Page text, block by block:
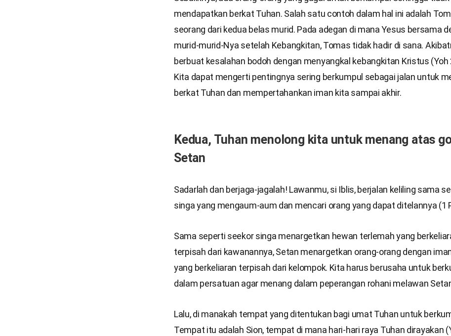
mendapatkan berkat Tuhan. Salah satu contoh dalam hal ini adalah
seorang dari kedua belas murid. Pada adegan di mana Yesus bersama
murid-murid-Nya setelah Kebangkitan, Tomas tidak hadir di sana.
berbuat kesalahan bodoh dengan menyangkal kebangkitan Kristus (Yoh
Kita dapat mengerti pentingnya sering berkumpul sebagai jalan untuk
berkat Tuhan dan mempertahankan iman kita sampai akhir.
Kedua, Tuhan menolong kita untuk menang atas
Setan
Sadarlah dan berjaga-jagalah! Lawanmu, si Iblis, berjalan keliling sama
singa yang mengaum-aum dan mencari orang yang dapat ditelannya (1
Sama seperti seekor singa menargetkan hewan terlemah yang
terpisah dari kawanannya, Setan menargetkan orang-orang dengan
yang berkeliaran terpisah dari kelompok. Kita harus berusaha untuk
dalam persatuan agar menang dalam peperangan rohani melawan
Lalu, di manakah tempat yang ditentukan bagi umat Tuhan untuk
Tempat itu adalah Sion, tempat di mana hari-hari raya Tuhan dirayakan